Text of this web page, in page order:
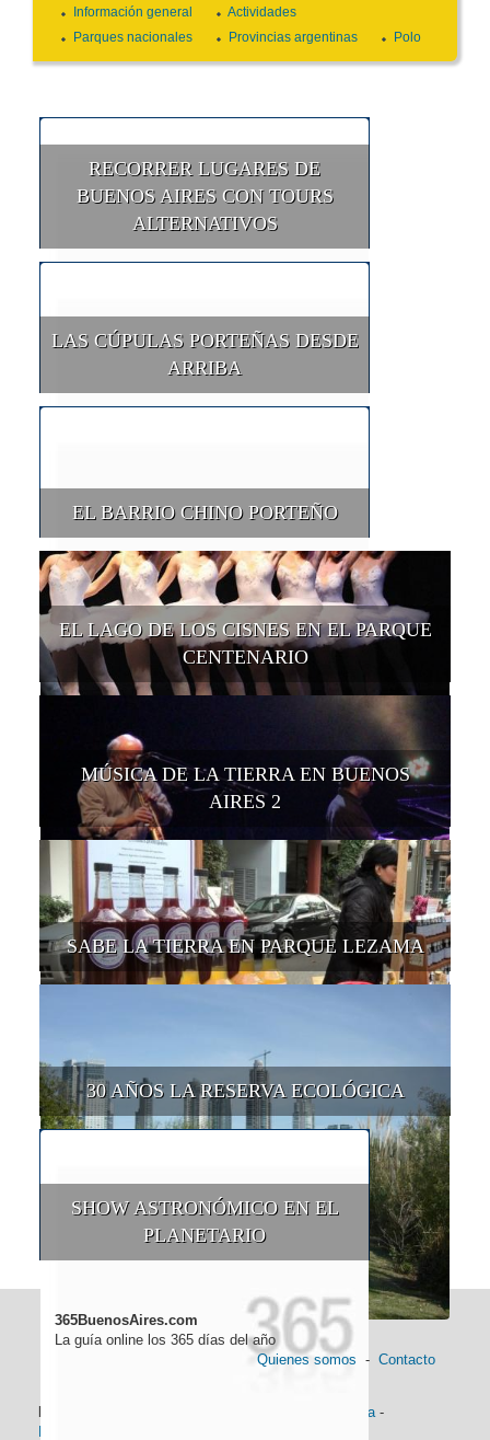
Información general
Actividades
Parques nacionales
Provincias argentinas Polo
RECORRER LUGARES DE
BUENOS AIRES CON TOURS
ALTERNATIVOS
LAS CÚPULAS PORTEÑAS DESDE
ARRIBA
EL BARRIO CHINO PORTEÑO
EL LAGO DE LOS CISNES EN EL PARQUE
CENTENARIO
MÚSICA DE LA TIERRA EN BUENOS
AIRES 2
SABE LA TIERRA EN PARQUE LEZAMA
30 AÑOS LA RESERVA ECOLÓGICA
SHOW ASTRONÓMICO EN EL
PLANETARIO
365BuenosAires.com
La guía online los 365 días del año
Quienes somos - Contacto
Historia-